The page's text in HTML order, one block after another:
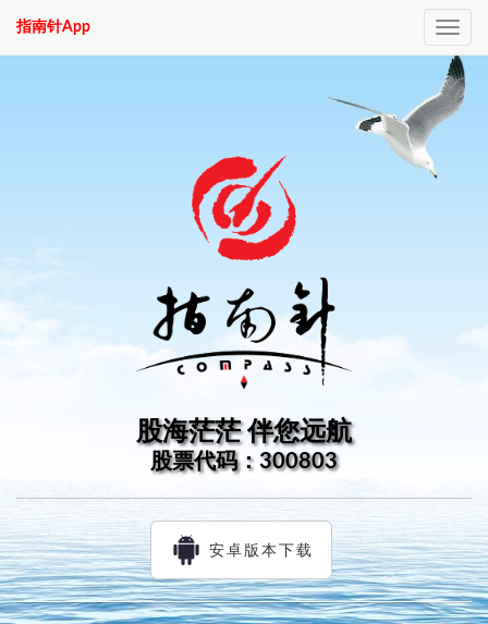
Toggle
指南针App
股海茫茫 伴您远航
股票代码：300803
安卓版本下载